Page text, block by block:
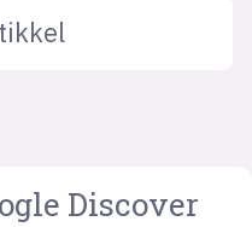
Discover